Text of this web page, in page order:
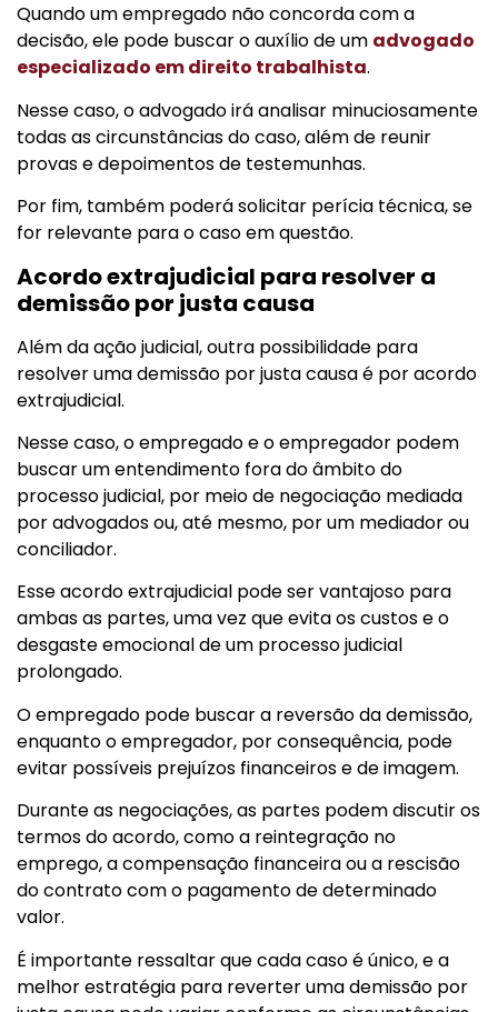
Quando um empregado não concorda com a
decisão, ele pode buscar o auxílio de um advogado
especializado em direito trabalhista.
Nesse caso, o advogado irá analisar minuciosamente
todas as circunstâncias do caso, além de reunir
provas e depoimentos de testemunhas.
Por fim, também poderá solicitar perícia técnica, se
for relevante para o caso em questão.
Acordo extrajudicial para resolver a
demissão por justa causa
Além da ação judicial, outra possibilidade para
resolver uma demissão por justa causa é por acordo
extrajudicial.
Nesse caso, o empregado e o empregador podem
buscar um entendimento fora do âmbito do
processo judicial, por meio de negociação mediada
por advogados ou, até mesmo, por um mediador ou
conciliador.
Esse acordo extrajudicial pode ser vantajoso para
ambas as partes, uma vez que evita os custos e o
desgaste emocional de um processo judicial
prolongado.
O empregado pode buscar a reversão da demissão,
enquanto o empregador, por consequência, pode
evitar possíveis prejuízos financeiros e de imagem.
Durante as negociações, as partes podem discutir os
termos do acordo, como a reintegração no
emprego, a compensação financeira ou a rescisão
do contrato com o pagamento de determinado
valor.
É importante ressaltar que cada caso é único, e a
melhor estratégia para reverter uma demissão por